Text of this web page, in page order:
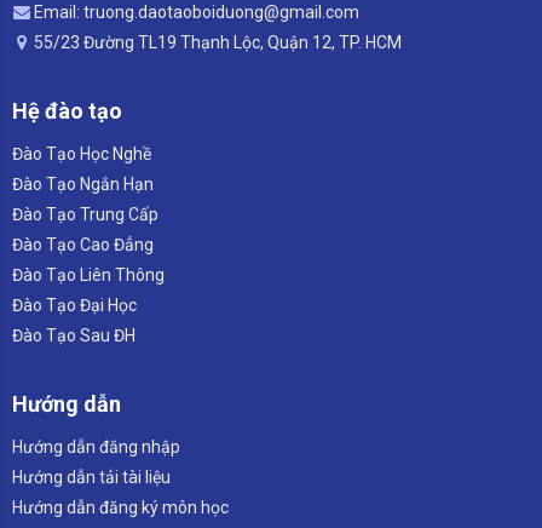
Email: truong.daotaoboiduong@gmail.com
55/23 Đường TL19 Thạnh Lộc, Quận 12, TP. HCM
Hệ đào tạo
Đào Tạo Học Nghề
Đào Tạo Ngắn Hạn
Đào Tạo Trung Cấp
Đào Tạo Cao Đẳng
Đào Tạo Liên Thông
Đào Tạo Đại Học
Đào Tạo Sau ĐH
Hướng dẫn
Hướng dẫn đăng nhập
Hướng dẫn tải tài liệu
Hướng dẫn đăng ký môn học